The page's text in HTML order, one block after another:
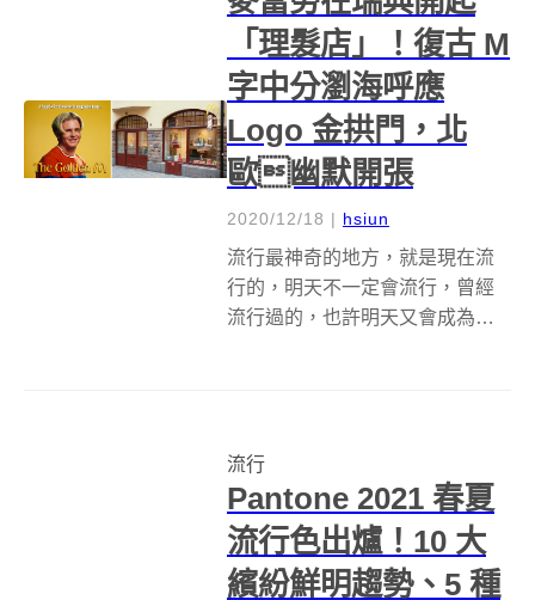
「理髮店」！復古 M
字中分瀏海呼應
Logo 金拱門，北
歐幽默開張
2020/12/18 | hsiun
流行最神奇的地方，就是現在流
行的，明天不一定會流行，曾經
流行過的，也許明天又會成為潮
設了全球一間理髮店 Golden ...
流行
Pantone 2021 春夏
流行色出爐！10 大
繽紛鮮明趨勢、5 種